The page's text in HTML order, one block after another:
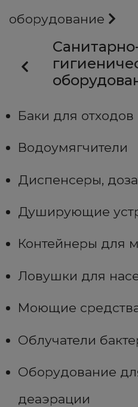
оборудование
Баки для отходов
Водоумягчители
Диспенсеры,
Душирующие
Контейнеры для
Ловушки для
Моющие
Облучатели
Оборудование
деаэрации